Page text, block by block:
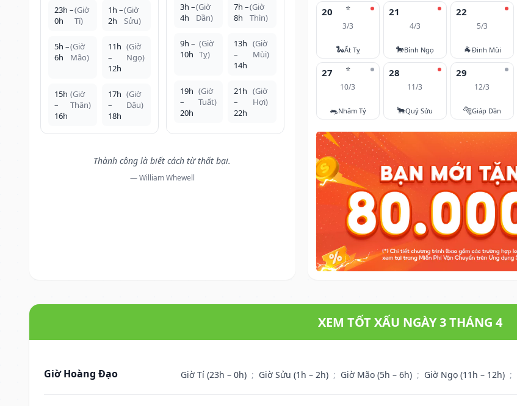
23h –
0h
(Giờ
Tí)
1h –
2h
(Giờ
Sửu)
5h –
6h
(Giờ
Mão)
11h
–
12h
(Giờ
Ngọ)
15h
–
16h
(Giờ
Thân)
17h
–
18h
(Giờ
Dậu)
3h –
4h
(Giờ
Dần)
7h –
8h
(Giờ
Thìn)
9h –
10h
(Giờ
Tỵ)
13h
–
14h
(Giờ
Mùi)
19h
–
20h
(Giờ
Tuất)
21h
–
22h
(Giờ
Hợi)
Thành công là biết cách từ thất bại.
— William Whewell
⭐
20
3/3
🐍Ất Tỵ
21
4/3
🐎Bính Ngọ
22
5/3
🐐Đinh Mùi
⭐
27
10/3
🐀Nhâm Tý
28
11/3
🐂Quý Sửu
29
12/3
🐅Giáp Dần
XEM TỐT XẤU NGÀY 3 THÁNG 4
Giờ Hoàng Đạo Giờ Tí (23h – 0h) ; Giờ Sửu (1h – 2h) ; Giờ Mão (5h – 6h) ; Giờ Ngọ (11h – 12h) ;